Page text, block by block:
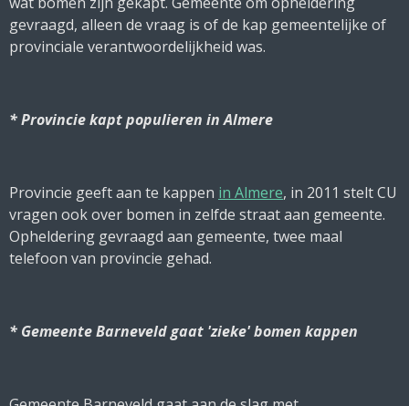
gevraagd, alleen de vraag is of de kap gemeentelijke of
provinciale verantwoordelijkheid was.
* Provincie kapt populieren in Almere
Provincie geeft aan te kappen in Almere, in 2011 stelt CU
vragen ook over bomen in zelfde straat aan gemeente.
Opheldering gevraagd aan gemeente, twee maal
telefoon van provincie gehad.
* Gemeente Barneveld gaat 'zieke' bomen kappen